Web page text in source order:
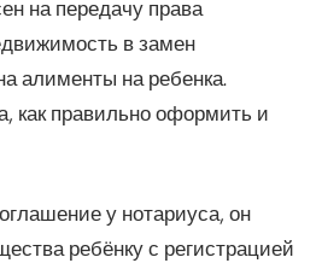
на передачу права
в замен
алименты на ребенка.
как правильно оформить и
у нотариуса, он
ребёнку с регистрацией